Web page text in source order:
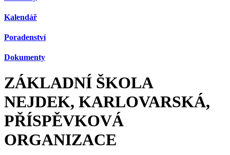
Kalendář
Poradenství
Dokumenty
ZÁKLADNÍ ŠKOLA
NEJDEK, KARLOVARSKÁ,
PŘÍSPĚVKOVÁ
ORGANIZACE